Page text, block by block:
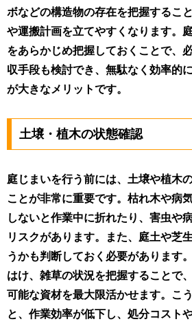
ボなどの構造物の存在を把握するこ
や運搬計画を立てやすくなります。
をあらかじめ把握しておくことで、
収手段も検討でき、無駄なく効率的
が大きなメリットです。
土壌・植木の状態確認
庭じまいを行う前には、土壌や植木
ことが非常に重要です。枯れ木や病
しないと作業中に折れたり、害虫や
リスクがあります。また、庭土や芝
うかも判断しておく必要があります
はけ、雑草の状況を把握することで
可能な資材を最大限活かせます。こ
と、作業効率が低下し、処分コスト